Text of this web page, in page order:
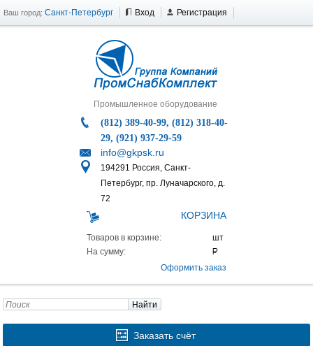
Ваш город: Санкт-Петербург Вход Регистрация
Промышленное оборудование
(812) 389-40-99, (812) 318-40-
29, (921) 937-29-59
info@gkpsk.ru
194291 Россия, Санкт-
Петербург, пр. Луначарского, д.
72
КОРЗИНА
Товаров в корзине:
На сумму:
Оформить заказ
Найти
Заказать счёт